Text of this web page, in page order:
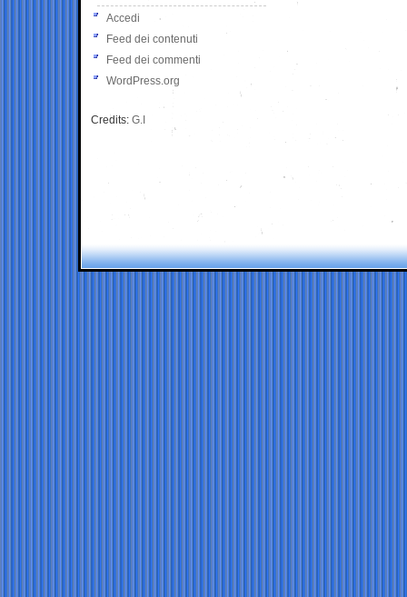
Accedi
Feed dei contenuti
Feed dei commenti
WordPress.org
Credits: G.I